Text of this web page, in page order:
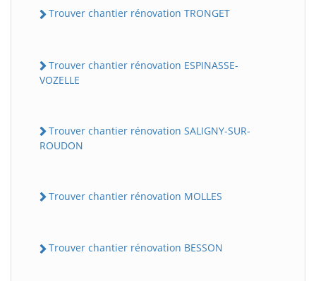
Trouver chantier rénovation TRONGET
Trouver chantier rénovation ESPINASSE-
VOZELLE
Trouver chantier rénovation SALIGNY-SUR-
ROUDON
Trouver chantier rénovation MOLLES
Trouver chantier rénovation BESSON